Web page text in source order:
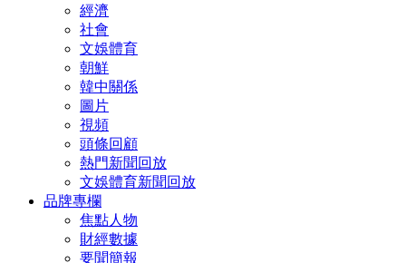
經濟
社會
文娛體育
朝鮮
韓中關係
圖片
視頻
頭條回顧
熱門新聞回放
文娛體育新聞回放
品牌專欄
焦點人物
財經數據
要聞簡報